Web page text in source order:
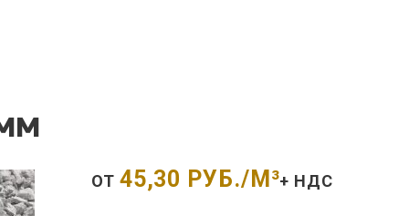
ОТ 45,30 РУБ./М³+ НДС